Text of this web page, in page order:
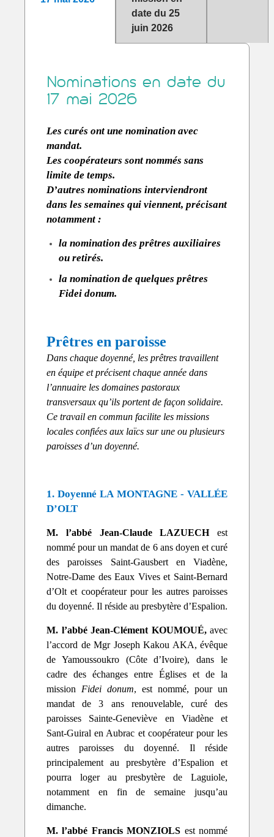
date du 25
juin 2026
Nominations en date du
17 mai 2026
Les curés ont une nomination avec
mandat.
Les coopérateurs sont nommés sans
limite de temps.
D’autres nominations interviendront
dans les semaines qui viennent, précisant
notamment :
la nomination des prêtres auxiliaires
ou retirés.
la nomination de quelques prêtres
Fidei donum.
Prêtres en paroisse
Dans chaque doyenné, les prêtres travaillent
en équipe et précisent chaque année dans
l’annuaire les domaines pastoraux
transversaux qu’ils portent de façon solidaire.
Ce travail en commun facilite les missions
locales confiées aux laïcs sur une ou plusieurs
paroisses d’un doyenné.
1. Doyenné LA MONTAGNE - VALLÉE
D’OLT
M. l’abbé Jean-Claude LAZUECH est
nommé pour un mandat de 6 ans doyen et curé
des paroisses Saint-Gausbert en Viadène,
Notre-Dame des Eaux Vives et Saint-Bernard
d’Olt et coopérateur pour les autres paroisses
du doyenné. Il réside au presbytère d’Espalion.
M. l’abbé Jean-Clément KOUMOUÉ, avec
l’accord de Mgr Joseph Kakou AKA, évêque
de Yamoussoukro (Côte d’Ivoire), dans le
cadre des échanges entre Églises et de la
mission Fidei donum, est nommé, pour un
mandat de 3 ans renouvelable, curé des
paroisses Sainte-Geneviève en Viadène et
Sant-Guiral en Aubrac et coopérateur pour les
autres paroisses du doyenné. Il réside
principalement au presbytère d’Espalion et
pourra loger au presbytère de Laguiole,
notamment en fin de semaine jusqu’au
dimanche.
M. l’abbé Francis MONZIOLS est nommé